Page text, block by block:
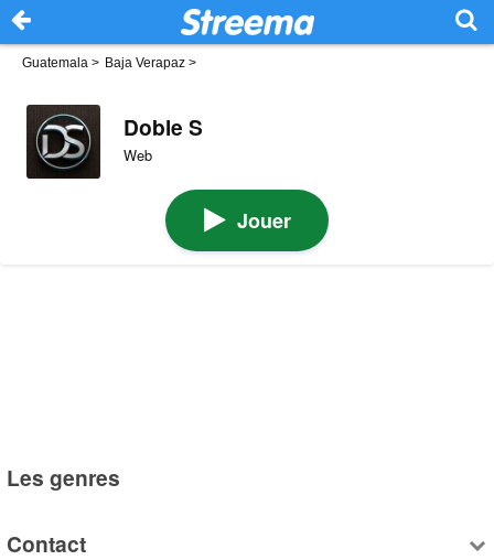
Guatemala > Baja Verapaz >
Doble S
Web
Jouer
Les genres
Contact